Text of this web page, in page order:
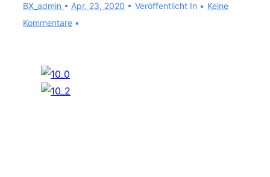
BX_admin • Apr. 23, 2020 Veröffentlicht In
Keine
Kommentare